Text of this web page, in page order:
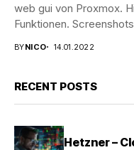
web gui von Proxmox.
Funktionen.
BYNICO 14.01.2022
RECENT POSTS
Hetzner –